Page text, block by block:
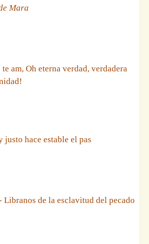
Mara
te am, Oh eterna verdad, verdadera
justo hace estable el pas
Libranos de la esclavitud del pecado